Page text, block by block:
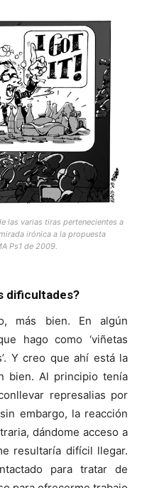
las varias tiras pertenecientes a
irónica a la propuesta
Ps1 de 2009.
dificultades?
más bien. En algún
hago como ‘viñetas
Y creo que ahí está la
bien. Al principio tenía
represalias por
embargo, la reacción
dándome acceso a
resultaría difícil llegar.
para tratar de